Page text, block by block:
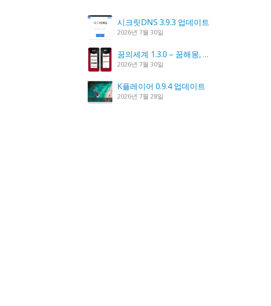
시크릿DNS 3.9.3 업데이트
2026년 7월 30일
꿈의세계 1.3.0 – 꿈해몽, 꿈풀이
2026년 7월 30일
K플레이어 0.9.4 업데이트
2026년 7월 28일